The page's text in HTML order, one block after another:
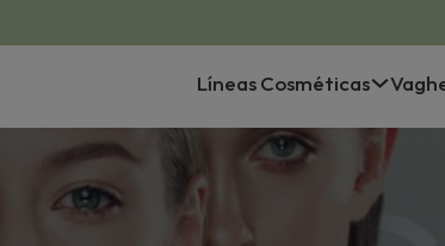
Líneas Cosméticas